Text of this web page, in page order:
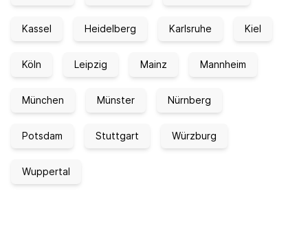
Kassel Heidelberg Karlsruhe Kiel
Köln Leipzig Mainz Mannheim
München Münster Nürnberg
Potsdam Stuttgart Würzburg
Wuppertal